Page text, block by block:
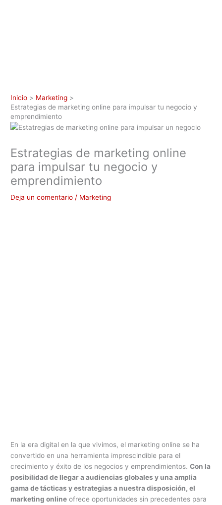
Inicio
Marketing
Estrategias de marketing online para impulsar tu negocio y
emprendimiento
Estrategias de marketing online
para impulsar tu negocio y
emprendimiento
Deja un comentario / Marketing
En la era digital en la que vivimos, el marketing online se ha
convertido en una herramienta imprescindible para el
crecimiento y éxito de los negocios y emprendimientos.Con la
posibilidad de llegar a audiencias globales y una amplia
gama de tácticas y estrategias a nuestra disposición, el
marketing online ofrece oportunidades sin precedentes para